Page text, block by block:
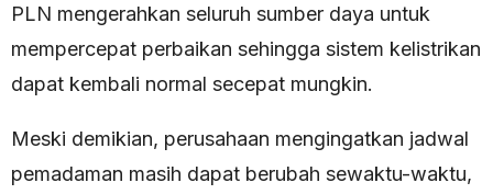
PLN mengerahkan seluruh sumber daya untuk
mempercepat perbaikan sehingga sistem kelistrikan
dapat kembali normal secepat mungkin.
Meski demikian, perusahaan mengingatkan jadwal
pemadaman masih dapat berubah sewaktu-waktu,